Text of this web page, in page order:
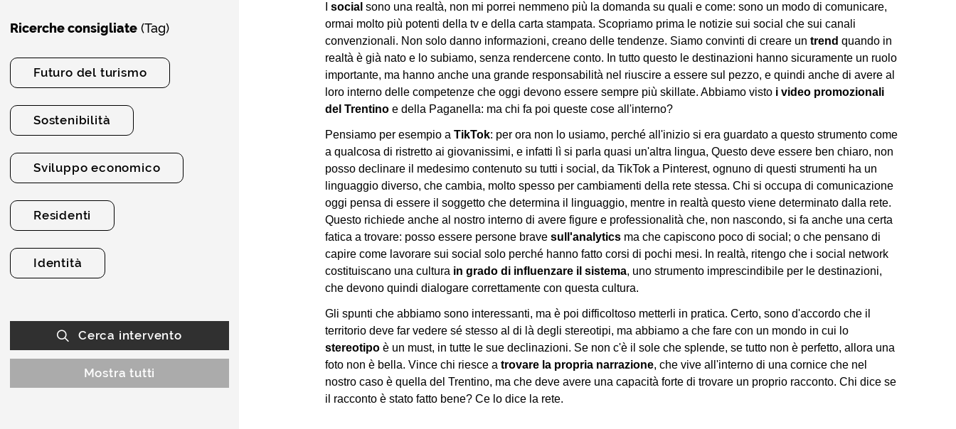
Ricerche consigliate (Tag)
Futuro del turismo
Sostenibilità
Sviluppo economico
Residenti
Identità
Cerca intervento
Mostra tutti
social sono una realtà, non mi porrei nemmeno più la domanda su quali e come: sono un modo di comunicare,
ormai molto più potenti della tv e della carta stampata. Scopriamo prima le notizie sui social che sui canali
convenzionali. Non solo danno informazioni, creano delle tendenze. Siamo convinti di creare un trend quando in
realtà è già nato e lo subiamo, senza rendercene conto. In tutto questo le destinazioni hanno sicuramente un ruolo
importante, ma hanno anche una grande responsabilità nel riuscire a essere sul pezzo, e quindi anche di avere al
loro interno delle competenze che oggi devono essere sempre più skillate. Abbiamo visto i video promozionali
del Trentinoe della Paganella: ma chi fa poi queste cose all'interno?
Pensiamo per esempio a TikTok: per ora non lo usiamo, perché all'inizio si era guardato a questo strumento come
a qualcosa di ristretto ai giovanissimi, e infatti lì si parla quasi un'altra lingua, Questo deve essere ben chiaro, non
posso declinare il medesimo contenuto su tutti i social, da TikTok a Pinterest, ognuno di questi strumenti ha un
linguaggio diverso, che cambia, molto spesso per cambiamenti della rete stessa. Chi si occupa di comunicazione
oggi pensa di essere il soggetto che determina il linguaggio, mentre in realtà questo viene determinato dalla rete.
Questo richiede anche al nostro interno di avere figure e professionalità che, non nascondo, si fa anche una certa
fatica a trovare: posso essere persone brave sull'analytics ma che capiscono poco di social; o che pensano di
capire come lavorare sui social solo perché hanno fatto corsi di pochi mesi. In realtà, ritengo che i social network
costituiscano una cultura in grado di influenzare il sistema, uno strumento imprescindibile per le destinazioni,
che devono quindi dialogare correttamente con questa cultura.
Gli spunti che abbiamo sono interessanti, ma è poi difficoltoso metterli in pratica. Certo, sono d'accordo che il
territorio deve far vedere sé stesso al di là degli stereotipi, ma abbiamo a che fare con un mondo in cui lo
stereotipo è un must, in tutte le sue declinazioni. Se non c'è il sole che splende, se tutto non è perfetto, allora una
foto non è bella. Vince chi riesce a trovare la propria narrazione, che vive all'interno di una cornice che nel
nostro caso è quella del Trentino, ma che deve avere una capacità forte di trovare un proprio racconto. Chi dice se
il racconto è stato fatto bene? Ce lo dice la rete.